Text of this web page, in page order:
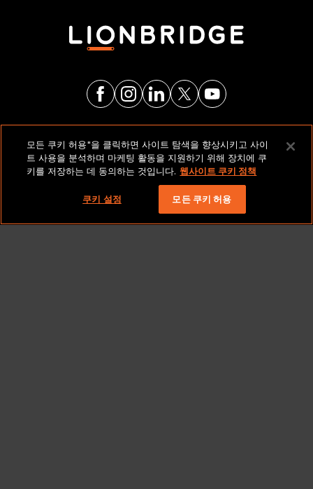
법적 고지 및 정책
저작권 2026 Lionbridge Technologies, LLC. 모든 권리
보유.
모든 쿠키 허용"을 클릭하면 사이트 탐색을 향상시키고 사이
트 사용을 분석하며 마케팅 활동을 지원하기 위해 장치에 쿠
키를 저장하는 데 동의하는 것입니다. 웹사이트 쿠키 정책
쿠키 설정 모든 쿠키 허용